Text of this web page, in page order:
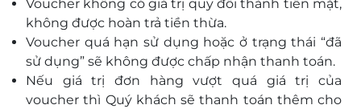
Voucher không có giá trị quy đổi thành tiền mặt,
không được hoàn trả tiền thừa.
Voucher quá hạn sử dụng hoặc ở trạng thái “đã
sử dụng” sẽ không được chấp nhận thanh toán.
Nếu giá trị đơn hàng vượt quá giá trị của
voucher thì Quý khách sẽ thanh toán thêm cho